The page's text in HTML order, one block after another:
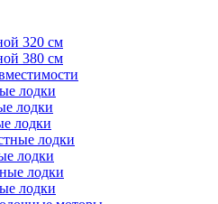
320 см
380 см
лодки
лодки
лодки
лодки
лодки
лодки
лодки